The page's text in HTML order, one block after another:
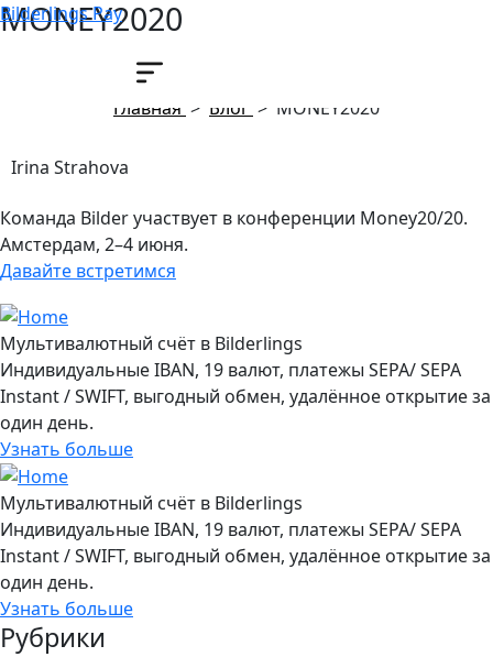
Bilderlings Pay
MONEY2020
Главная > Блог > MONEY2020
Irina Strahova
Команда Bilder участвует в конференции Money20/20.
Амстердам, 2–4 июня.
Давайте встретимся
Мультивалютный счёт в Bilderlings
Индивидуальные IBAN, 19 валют, платежы SEPA/ SEPA
Instant / SWIFT, выгодный обмен, удалённое открытие за
один день.
Узнать больше
Мультивалютный счёт в Bilderlings
Индивидуальные IBAN, 19 валют, платежы SEPA/ SEPA
Instant / SWIFT, выгодный обмен, удалённое открытие за
один день.
Узнать больше
Рубрики